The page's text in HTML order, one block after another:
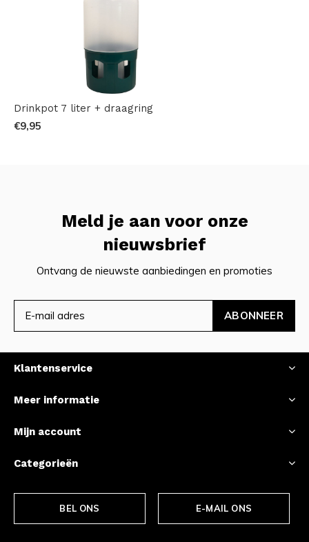
Drinkpot 7 liter + draagring
€9,95
Meld je aan voor onze
nieuwsbrief
Ontvang de nieuwste aanbiedingen en promoties
ABONNEER
Klantenservice
Meer informatie
Mijn account
Categorieën
BEL ONS E-MAIL ONS